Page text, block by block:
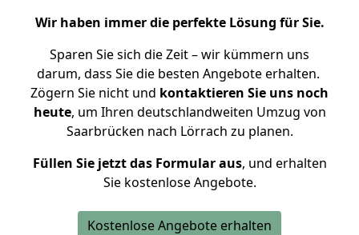
Wir haben immer die perfekte Lösung für Sie.
Sparen Sie sich die Zeit – wir kümmern uns
darum, dass Sie die besten Angebote erhalten.
Zögern Sie nicht und kontaktieren Sie uns noch
heute, um Ihren deutschlandweiten Umzug von
Saarbrücken nach Lörrach zu planen.
Füllen Sie jetzt das Formular aus, und erhalten
Sie kostenlose Angebote.
Kostenlose Angebote erhalten